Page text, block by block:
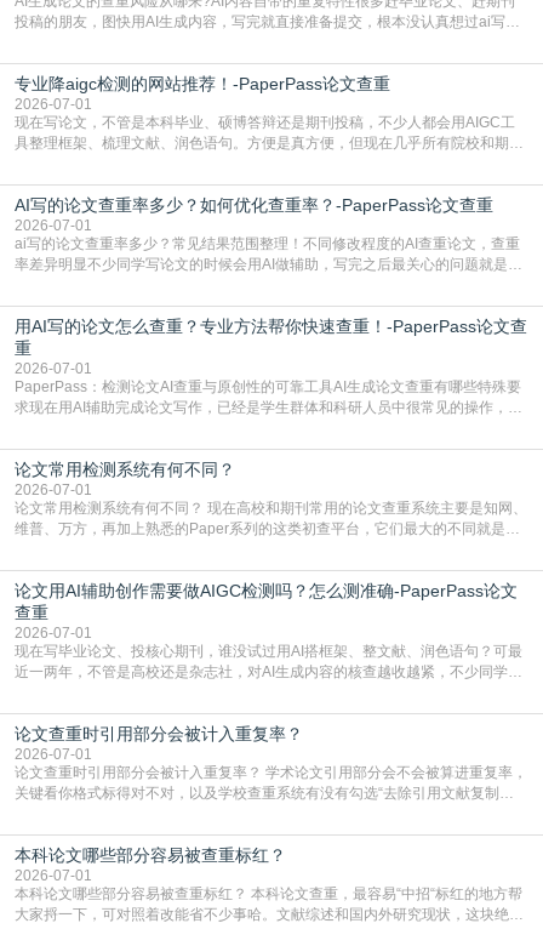
投稿的朋友，图快用AI生成内容，写完就直接准备提交，根本没认真想过ai写论
自带不可忽视的查重风险。AI训练依赖海量公开的文本数据，生成内容本质是基
于训练数据的概率拼接，不是从零开始的原创创作。生成过程中，很容易复用已
有的高频公共表述，甚至直接拼接已经公开
专业降aigc检测的网站推荐！-PaperPass论文查重
2026-07-01
现在写论文，不管是本科毕业、硕博答辩还是期刊投稿，不少人都会用AIGC工
具整理框架、梳理文献、润色语句。方便是真方便，但现在几乎所有院校和期刊
五遍还是过不了预检测的大有人在，这时候，找到靠谱的降AIGC检测率的网
站，就能少走好多弯路。PaperPass：守护学术原创性的智能伙伴AIGC生成内
容的学术合规痛点去年帮一个本科师弟改
AI写的论文查重率多少？如何优化查重率？-PaperPass论文查重
2026-07-01
ai写的论文查重率多少？常见结果范围整理！不同修改程度的AI查重论文，查重
率差异明显不少同学写论文的时候会用AI做辅助，写完之后最关心的问题就是ai
实际情况和大家想的不太一样。AI训练依赖海量公开学术文献、网络内容，生成
内容本质是按照语义概率拼接已有内容，很容易和已发布的作品撞重复，甚至会
直接引用整段已有内容，所以查重率偏高是
用AI写的论文怎么查重？专业方法帮你快速查重！-PaperPass论文查
重
2026-07-01
PaperPass：检测论文AI查重与原创性的可靠工具AI生成论文查重有哪些特殊要
求现在用AI辅助完成论文写作，已经是学生群体和科研人员中很常见的操作，不
但很多人忽略了，AI生成的内容天生带有重复风险——训练AI的数据集本身就包
含大量已公开的学术内容、网络原创内容，AI输出内容时很容易无意识拼接出重
复片
论文常用检测系统有何不同？
2026-07-01
论文常用检测系统有何不同？ 现在高校和期刊常用的论文查重系统主要是知网、
维普、万方，再加上熟悉的Paper系列的这类初查平台，它们最大的不同就是数
查数值误导。知网（CNKI）是学校定稿检测的绝对主流。本科用PMLC，含大学
生联合比对库，能比历届学长论文，硕博用VIP/TMLC，含学术论文联合比对
库，期刊投稿用AMLMC/SML
论文用AI辅助创作需要做AIGC检测吗？怎么测准确-PaperPass论文
查重
2026-07-01
现在写毕业论文、投核心期刊，谁没试过用AI搭框架、整文献、润色语句？可最
近一两年，不管是高校还是杂志社，对AI生成内容的核查越收越紧，不少同学投
真的太亏。提前做AIGC检测，已经成了很多过来人交稿前必做的一步。为什么
AIGC检测成了论文答辩投稿前的必备项？可能还有不少人觉得，我就用AI搭了个
框架，内容都是自己写的，至于做AIG
论文查重时引用部分会被计入重复率？
2026-07-01
论文查重时引用部分会被计入重复率？ 学术论文引用部分会不会被算进重复率，
关键看你格式标得对不对，以及学校查重系统有没有勾选“去除引用文献复制
独占一行，每条文献用[1][2]方括号编号、与正文一一对应，著录项符合GB/T
7714（作者、题名、刊名、年、卷期、页码齐全，标点用半角）；查重系统识别
成功后通常把这段标为引用，
本科论文哪些部分容易被查重标红？
2026-07-01
本科论文哪些部分容易被查重标红？ 本科论文查重，最容易“中招“标红的地方帮
大家捋一下，可对照着改能省不少事哈。文献综述和国内外研究现状，这块绝对